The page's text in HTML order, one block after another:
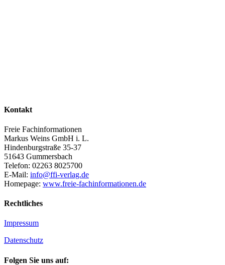
Kontakt
Freie Fachinformationen
Markus Weins GmbH i. L.
Hindenburgstraße 35-37
51643 Gummersbach
Telefon: 02263 8025700
E-Mail: info@ffi-verlag.de
Homepage: www.freie-fachinformationen.de
Rechtliches
Impressum
Datenschutz
Folgen Sie uns auf: